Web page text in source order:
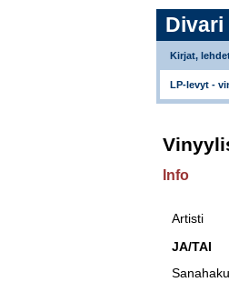
Divari
Kirjat,
LP-levyt -
Info
Artisti
JA/TAI
Sanahaku